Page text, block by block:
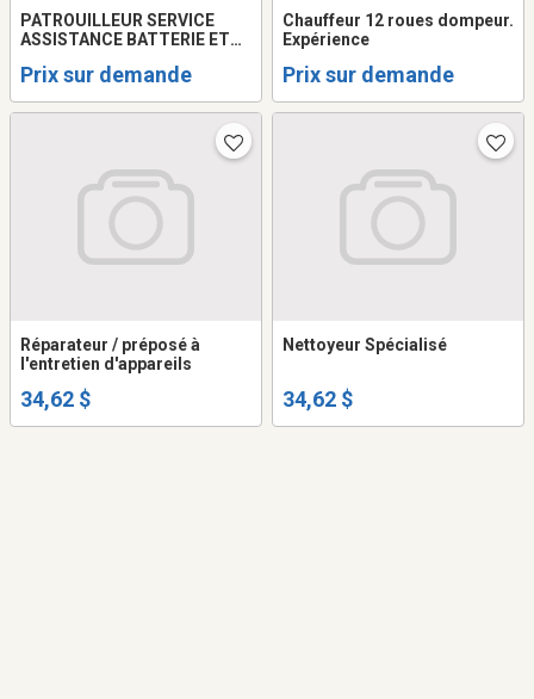
PATROUILLEUR SERVICE
ASSISTANCE BATTERIE ET
REMORQUEUSE/TOWING
Prix sur demande
Chauffeur 12 roues dompeur.
Expérience
Prix sur demande
Réparateur / préposé à
l'entretien d'appareils
34,62 $
Nettoyeur Spécialisé
34,62 $